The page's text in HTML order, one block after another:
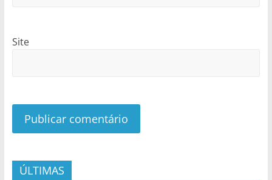
Site
ÚLTIMAS